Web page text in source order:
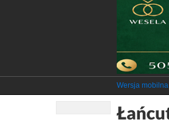
Wersja mobilna